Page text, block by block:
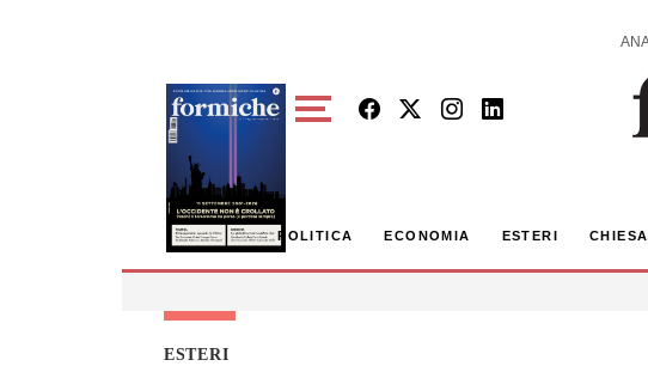
POLITICA ECONOMIA ESTERI CHIESA
ESTERI